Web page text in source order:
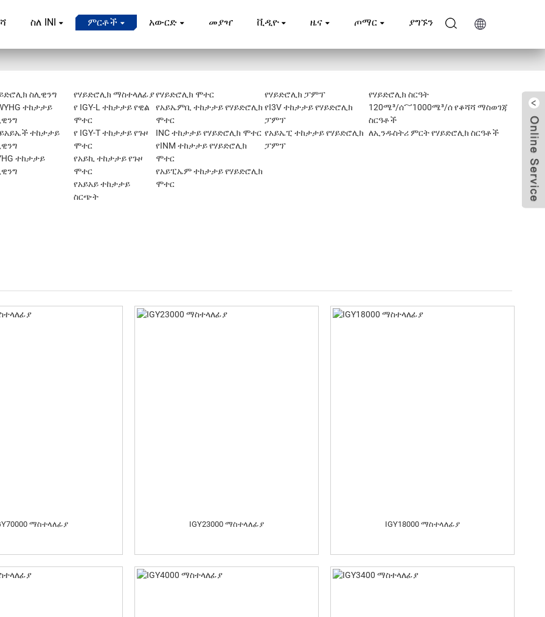
ስለ INI ምርቶች አውርድ መያዣ ቪዲዮ ዜና ጦማር ያግኙን
ስሊዊንግ
ተከታታይ
ተከታታይ
ተከታታይ
የሃይድሮሊክ ማስተላለፊያ
የ IGY-L ተከታታይ የዊል
ሞተር
የ IGY-T ተከታታይ የጉዞ
ሞተር
የአይኪ ተከታታይ የጉዞ
ሞተር
የአይአይ ተከታታይ
ስርጭት
የሃይድሮሊክ ሞተር
የአይኤምቢ ተከታታይ የሃይድሮሊክ
ሞተር
INC ተከታታይ የሃይድሮሊክ ሞተር
የINM ተከታታይ የሃይድሮሊክ
ሞተር
የአይፒኤም ተከታታይ የሃይድሮሊክ
ሞተር
የሃይድሮሊክ ፓምፕ
የI3V ተከታታይ የሃይድሮሊክ
ፓምፕ
የአይኤፒ ተከታታይ የሃይድሮሊክ
ፓምፕ
የሃይድሮሊክ ስርዓት
120ሜ³/ሰ～1000ሜ³/ሰ የቆሻሻ ማስወገጃ
ስርዓቶች
ለኢንዱስትሪ ምርት የሃይድሮሊክ ስርዓቶች
ማስተላለፊያ IGY23000 ማስተላለፊያ IGY18000 ማስተላለፊያ